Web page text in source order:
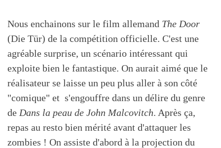
Nous enchainons sur le film allemand The Door
(Die Tür) de la compétition officielle. C'est une
agréable surprise, un scénario intéressant qui
exploite bien le fantastique. On aurait aimé que le
réalisateur se laisse un peu plus aller à son côté
"comique" et s'engouffre dans un délire du genre
de Dans la peau de John Malcovitch. Après ça,
repas au resto bien mérité avant d'attaquer les
zombies ! On assiste d'abord à la projection du